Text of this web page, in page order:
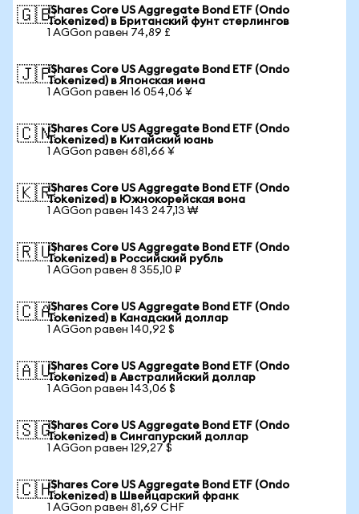
🇬🇧iShares Core US Aggregate Bond ETF (Ondo
Tokenized) в Британский фунт стерлингов
1 AGGon равен 74,89 £
🇯🇵iShares Core US Aggregate Bond ETF (Ondo
Tokenized) в Японская иена
1 AGGon равен 16 054,06 ¥
🇨🇳iShares Core US Aggregate Bond ETF (Ondo
Tokenized) в Китайский юань
1 AGGon равен 681,66 ¥
🇰🇷iShares Core US Aggregate Bond ETF (Ondo
Tokenized) в Южнокорейская вона
1 AGGon равен 143 247,13 ₩
🇷🇺iShares Core US Aggregate Bond ETF (Ondo
Tokenized) в Российский рубль
1 AGGon равен 8 355,10 ₽
🇨🇦iShares Core US Aggregate Bond ETF (Ondo
Tokenized) в Канадский доллар
1 AGGon равен 140,92 $
🇦🇺iShares Core US Aggregate Bond ETF (Ondo
Tokenized) в Австралийский доллар
1 AGGon равен 143,06 $
🇸🇬iShares Core US Aggregate Bond ETF (Ondo
Tokenized) в Сингапурский доллар
1 AGGon равен 129,27 $
🇨🇭iShares Core US Aggregate Bond ETF (Ondo
Tokenized) в Швейцарский франк
1 AGGon равен 81,69 CHF